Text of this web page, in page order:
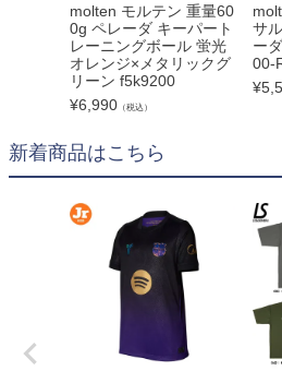
molten モルテン 重量60
0g ペレーダ キーパート
レーニングボール 蛍光
オレンジ×メタリックグ
リーン f5k9200
¥6,990 （税込）
サ
ー
00-
¥
新着商品はこちら